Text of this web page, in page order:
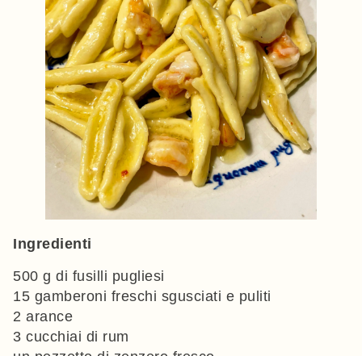
Ingredienti
500 g di fusilli pugliesi
15 gamberoni freschi sgusciati e puliti
2 arance
3 cucchiai di rum